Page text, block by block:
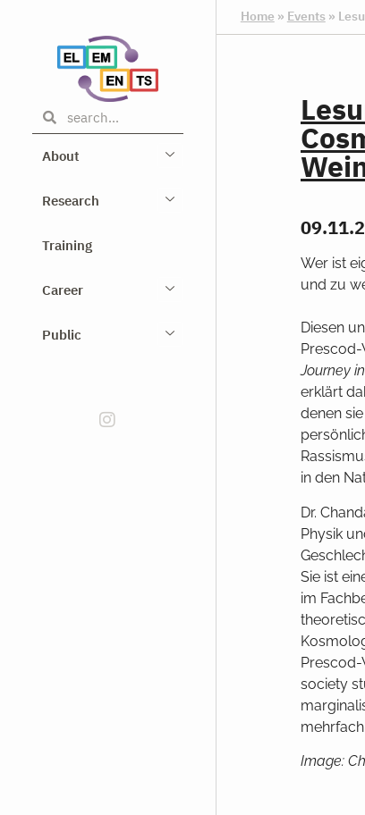
About
Research
Training
Career
Public
Home » Events »
Wer ist
und zu
Diesen
Prescod-
Journey
erklärt
denen
in den
Dr.
Physik
Sie ist
im
Prescod-
society
Image: